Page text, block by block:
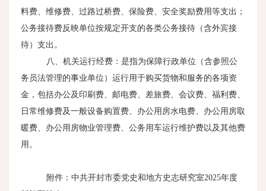
料费、维修费、过路过桥费、保险费、安全奖励费用等支出；
公务接待费反映单位按规定开支的各类公务接待（含外宾接
待）支出。
八、机关运行经费：是指为保障行政单位（含参照公
务员法管理的事业单位）运行用于购买货物和服务的各项资
金，包括办公及印刷费、邮电费、差旅费、会议费、福利费、
日常维修费及一般设备购置费、办公用房水电费、办公用房取
暖费、办公用房物业管理费、公务用车运行维护费以及其他费
用。
附件：中共开封市委党史和地方史志研究室2025年度